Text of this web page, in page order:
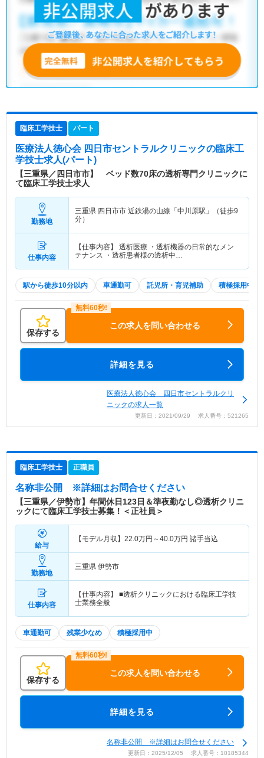
臨床工学技士 パート
医療法人徳心会 四日市セントラルクリニックの臨床工
学技士求人(パート)
【三重県／四日市市】 ベッド数70床の透析専門クリニックに
て臨床工学技士求人
勤務地
三重県 四日市市 近鉄湯の山線「中川原駅」（徒歩9
分）
仕事内容
【仕事内容】 透析医療 ・透析機器の日常的なメン
テナンス ・透析患者様の透析中…
駅から徒歩10分以内 車通勤可 託児所・育児補助 積極採用中
保存する
この求人を問い合わせる
詳細を見る
医療法人徳心会 四日市セントラルクリ
ニックの求人一覧
更新日：2021/09/29 求人番号：521265
臨床工学技士 正職員
名称非公開 ※詳細はお問合せください
【三重県／伊勢市】年間休日123日＆準夜勤なし◎透析クリニ
ックにて臨床工学技士募集！＜正社員＞
給与
【モデル月収】 22.0万円～40.0万円 諸手当込
勤務地
三重県 伊勢市
仕事内容
【仕事内容】 ■透析クリニックにおける臨床工学技
士業務全般
車通勤可 残業少なめ 積極採用中
保存する
この求人を問い合わせる
詳細を見る
名称非公開 ※詳細はお問合せください
更新日：2025/12/05 求人番号：10185344